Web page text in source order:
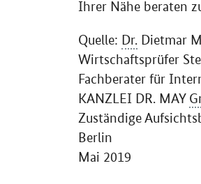
Ihrer Nähe beraten
Quelle: Dr. Dietmar
Wirtschaftsprüfer
Fachberater für
KANZLEI DR. MAY
Zuständige
Berlin
Mai 2019